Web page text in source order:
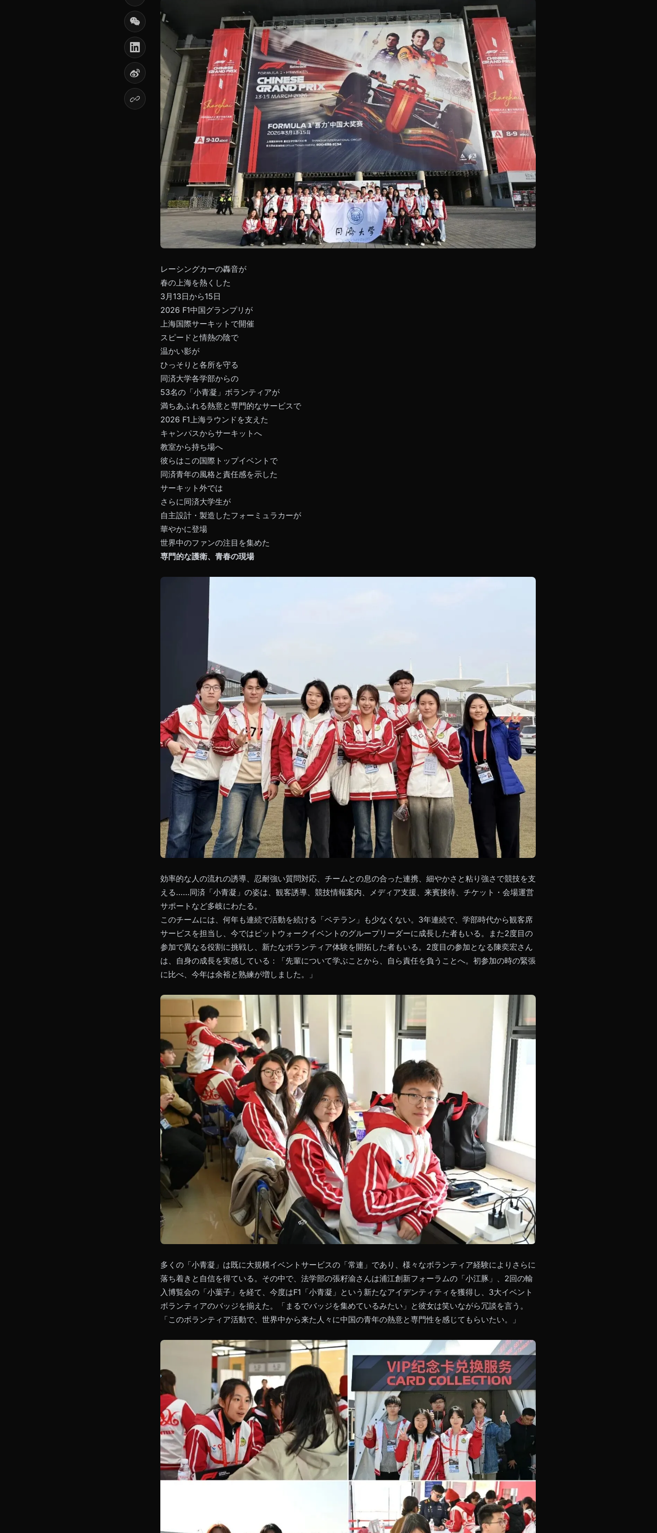
レーシングカーの轟音が
春の上海を熱くした
3月13日から15日
2026 F1中国グランプリが
上海国際サーキットで開催
スピードと情熱の陰で
温かい影が
ひっそりと各所を守る
同済大学各学部からの
53名の「小青凝」ボランティアが
満ちあふれる熱意と専門的なサービスで
2026 F1上海ラウンドを支えた
キャンパスからサーキットへ
教室から持ち場へ
彼らはこの国際トップイベントで
同済青年の風格と責任感を示した
サーキット外では
さらに同済大学生が
自主設計・製造したフォーミュラカーが
華やかに登場
世界中のファンの注目を集めた
専門的な護衛、青春の現場
効率的な人の流れの誘導、忍耐強い質問対応、チームとの息の合った連携、細やかさと粘り強さで競技を支
える……同済「小青凝」の姿は、観客誘導、競技情報案内、メディア支援、来賓接待、チケット・会場運営
サポートなど多岐にわたる。
このチームには、何年も連続で活動を続ける「ベテラン」も少なくない。3年連続で、学部時代から観客席
サービスを担当し、今ではピットウォークイベントのグループリーダーに成長した者もいる。また2度目の
参加で異なる役割に挑戦し、新たなボランティア体験を開拓した者もいる。2度目の参加となる陳奕宏さん
は、自身の成長を実感している：「先輩について学ぶことから、自ら責任を負うことへ。初参加の時の緊張
に比べ、今年は余裕と熟練が増しました。」
多くの「小青凝」は既に大規模イベントサービスの「常連」であり、様々なボランティア経験によりさらに
落ち着きと自信を得ている。その中で、法学部の張籽渝さんは浦江創新フォーラムの「小江豚」、2回の輸
入博覧会の「小葉子」を経て、今度はF1「小青凝」という新たなアイデンティティを獲得し、3大イベント
ボランティアのバッジを揃えた。「まるでバッジを集めているみたい」と彼女は笑いながら冗談を言う。
「このボランティア活動で、世界中から来た人々に中国の青年の熱意と専門性を感じてもらいたい。」